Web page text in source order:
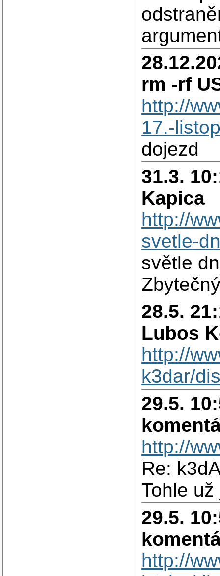
rm -rf
http://
17.-
dojezd
31.3.
Kapica
http://
svetle-
světle
28.5.
Lubos
http://
k3dar/
29.5.
http://
Re:
Tohle
29.5.
http://